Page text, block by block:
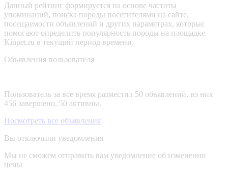
Данный рейтинг формируется на основе частоты
упоминаний, поиска породы посетителями на сайте,
посещаемости объявлений и других параметрах, которые
помогают определить популярность породы на площадке
Kinpet.ru в текущий период времени.
Объявления пользователя
Пользователь за все время разместил 50 объявлений, из них
456 завершено, 50 активны.
Посмотреть все объявления
Вы отключили уведомления
Мы не сможем отправить вам уведомление об изменении
цены